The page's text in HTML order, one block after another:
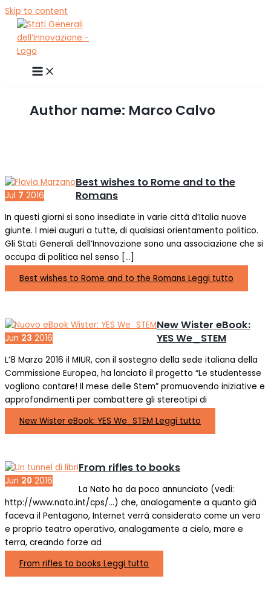
Skip to content
Author name: Marco Calvo
Jul 7 2016
Best wishes to Rome and to the
Romans
In questi giorni si sono insediate in varie città d’Italia nuove
giunte. I miei auguri a tutte, di qualsiasi orientamento politico.
Gli Stati Generali dell’Innovazione sono una associazione che si
occupa di politica nel senso […]
Best wishes to Rome and to the Romans Leggi tutto
Jun 23 2016
New Wister eBook:
YES We_STEM
L’8 Marzo 2016 il MIUR, con il sostegno della sede italiana della
Commissione Europea, ha lanciato il progetto “Le studentesse
vogliono contare! Il mese delle Stem” promuovendo iniziative e
approfondimenti per combattere gli stereotipi di
New Wister eBook: YES We_STEM Leggi tutto
Jun 20 2016
From rifles to books
La Nato ha da poco annunciato (vedi:
http://www.nato.int/cps/…) che, analogamente a quanto già
faceva il Pentagono, Internet verrà considerato come un vero
e proprio teatro operativo, analogamente a cielo, mare e
terra, creando forze ad
From rifles to books Leggi tutto